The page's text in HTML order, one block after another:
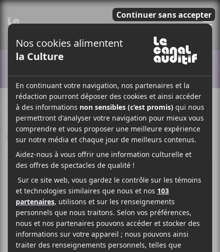
12 MAI 2022
PARMYRIAM BERCIER
/ FESTIVAL
F
A
C
E
O
O
K
T
W
I
T
E
R
P
A
R
T
G
E
R